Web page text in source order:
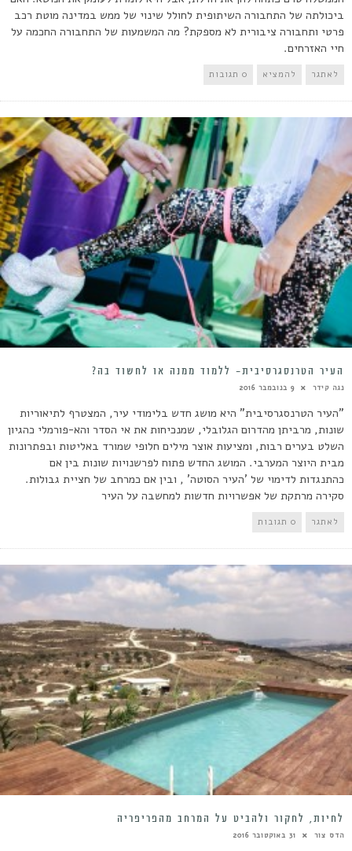
ביכולתה של התחבורה השיתופית לחולל שינוי של ממש במדינה מוטת רכב
פרטי ותחבורה ציבורית לא מספקת? מה המשמעות של התחבורה החכמה על
חיי האזרחים.
לאתגר להמציא 0 תגובות
העיר הטרנסגרסיבית- ללמוד ממנה או לחשוד בה?
נגה קידר 9 בנובמבר 2016
"העיר הטרנסגרסיבית" היא מושג חדש בלימודי עיר, המצטרף לתיאוריות
שונות, מרביתן מהדרום הגלובלי, שמנכיחות את אי הסדר והא-פורמלי כהגיון
השלט בערים רבות, ומציעות אוצר מילים חלופי שמורד באליטות ובפתרונות
מבית היוצר המערבי. המושג החדש פתוח לפרשנויות שונות בין אם
כהתנגדות לדימוי של 'העיר הסוטה' , ובין אם כמרחב של חציית גבולות.
סקירה מרתקת של אפשרויות חדשות למחשבה על העיר
לאתגר 0 תגובות
לחיות, לחקור ולהביט על המרחב מהפריפריה
הדס צור 31 באוקטובר 2016